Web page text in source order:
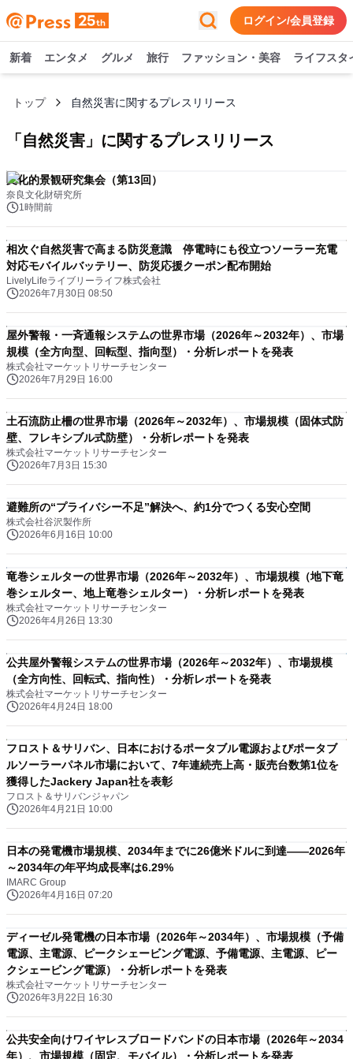
ログイン/会員登録
新着 エンタメ グルメ 旅行 ファッション・美容 ライフスタ
トップ 自然災害に関するプレスリリース
「 自然災害 」に関するプレスリリース
文化的景観研究集会（第13回）
奈良文化財研究所
1時間前
相次ぐ自然災害で高まる防災意識 停電時にも役立つソーラー充電
対応モバイルバッテリー、防災応援クーポン配布開始
LivelyLifeライブリーライフ株式会社
2026年7月30日 08:50
屋外警報・一斉通報システムの世界市場（2026年～2032年）、市場
規模（全方向型、回転型、指向型）・分析レポートを発表
株式会社マーケットリサーチセンター
2026年7月29日 16:00
土石流防止柵の世界市場（2026年～2032年）、市場規模（固体式防
壁、フレキシブル式防壁）・分析レポートを発表
株式会社マーケットリサーチセンター
2026年7月3日 15:30
避難所の“プライバシー不足”解決へ、約1分でつくる安心空間
株式会社谷沢製作所
2026年6月16日 10:00
竜巻シェルターの世界市場（2026年～2032年）、市場規模（地下竜
巻シェルター、地上竜巻シェルター）・分析レポートを発表
株式会社マーケットリサーチセンター
2026年4月26日 13:30
公共屋外警報システムの世界市場（2026年～2032年）、市場規模
（全方向性、回転式、指向性）・分析レポートを発表
株式会社マーケットリサーチセンター
2026年4月24日 18:00
フロスト＆サリバン、日本におけるポータブル電源およびポータブ
ルソーラーパネル市場において、7年連続売上高・販売台数第1位を
獲得したJackery Japan社を表彰
フロスト＆サリバンジャパン
2026年4月21日 10:00
日本の発電機市場規模、2034年までに26億米ドルに到達――2026年
～2034年の年平均成長率は6.29%
IMARC Group
2026年4月16日 07:20
ディーゼル発電機の日本市場（2026年～2034年）、市場規模（予備
電源、主電源、ピークシェービング電源、予備電源、主電源、ピー
クシェービング電源）・分析レポートを発表
株式会社マーケットリサーチセンター
2026年3月22日 16:30
公共安全向けワイヤレスブロードバンドの日本市場（2026年～2034
年）、市場規模（固定、モバイル）・分析レポートを発表